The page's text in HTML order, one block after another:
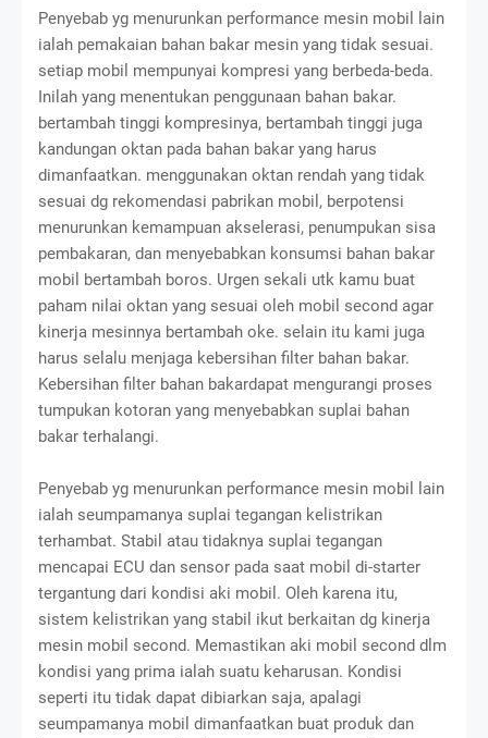
Penyebab yg menurunkan performance mesin mobil lain
ialah pemakaian bahan bakar mesin yang tidak sesuai.
setiap mobil mempunyai kompresi yang berbeda-beda.
Inilah yang menentukan penggunaan bahan bakar.
bertambah tinggi kompresinya, bertambah tinggi juga
kandungan oktan pada bahan bakar yang harus
dimanfaatkan. menggunakan oktan rendah yang tidak
sesuai dg rekomendasi pabrikan mobil, berpotensi
menurunkan kemampuan akselerasi, penumpukan sisa
pembakaran, dan menyebabkan konsumsi bahan bakar
mobil bertambah boros. Urgen sekali utk kamu buat
paham nilai oktan yang sesuai oleh mobil second agar
kinerja mesinnya bertambah oke. selain itu kami juga
harus selalu menjaga kebersihan filter bahan bakar.
Kebersihan filter bahan bakardapat mengurangi proses
tumpukan kotoran yang menyebabkan suplai bahan
bakar terhalangi.
Penyebab yg menurunkan performance mesin mobil lain
ialah seumpamanya suplai tegangan kelistrikan
terhambat. Stabil atau tidaknya suplai tegangan
mencapai ECU dan sensor pada saat mobil di-starter
tergantung dari kondisi aki mobil. Oleh karena itu,
sistem kelistrikan yang stabil ikut berkaitan dg kinerja
mesin mobil second. Memastikan aki mobil second dlm
kondisi yang prima ialah suatu keharusan. Kondisi
seperti itu tidak dapat dibiarkan saja, apalagi
seumpamanya mobil dimanfaatkan buat produk dan